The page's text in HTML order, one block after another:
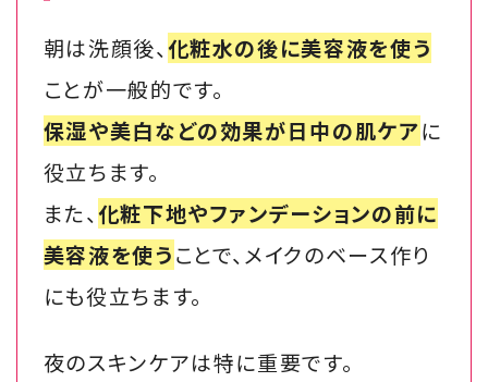
朝は洗顔後、化粧水の後に美容液を使う
ことが一般的です。
保湿や美白などの効果が日中の肌ケアに
役立ちます。
また、化粧下地やファンデーションの前に
美容液を使うことで、メイクのベース作り
にも役立ちます。
夜のスキンケアは特に重要です。